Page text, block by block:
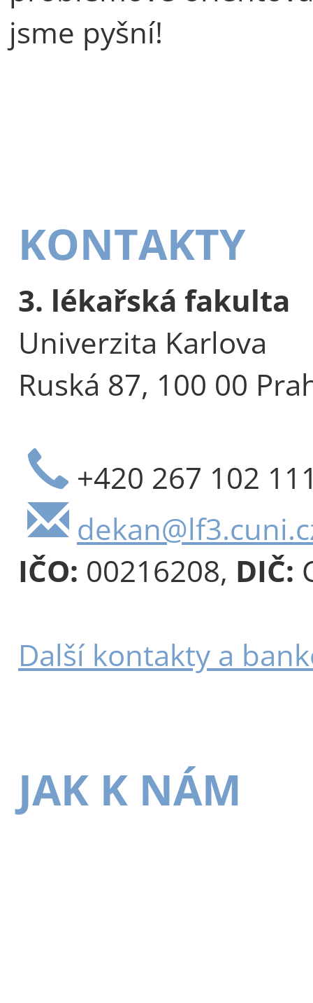
jsme pyšní!
KONTAKTY
3. lékařská fakulta
Univerzita Karlova
Ruská 87, 100 00
+420 267 102
IČO: 00216208, DIČ:
Další kontakty a
JAK K NÁM